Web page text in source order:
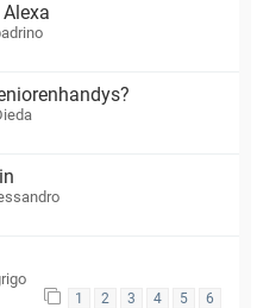
1 2 3 4 5 6